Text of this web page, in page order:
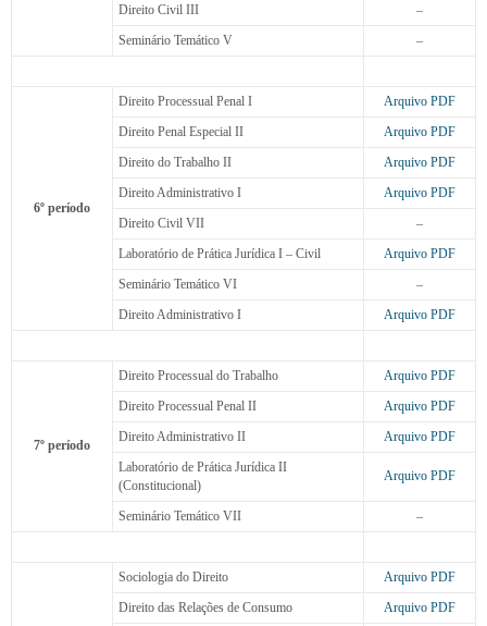
Direito Civil III
–
Seminário Temático V
–
6º período
Direito Processual Penal I
Arquivo PDF
Direito Penal Especial II
Arquivo PDF
Direito do Trabalho II
Arquivo PDF
Direito Administrativo I
Arquivo PDF
Direito Civil VII
–
Laboratório de Prática Jurídica I – Civil
Arquivo PDF
Seminário Temático VI
–
Direito Administrativo I
Arquivo PDF
7º período
Direito Processual do Trabalho
Arquivo PDF
Direito Processual Penal II
Arquivo PDF
Direito Administrativo II
Arquivo PDF
Laboratório de Prática Jurídica II
(Constitucional)
Arquivo PDF
Seminário Temático VII –
Sociologia do Direito
Arquivo PDF
Direito das Relações de Consumo
Arquivo PDF